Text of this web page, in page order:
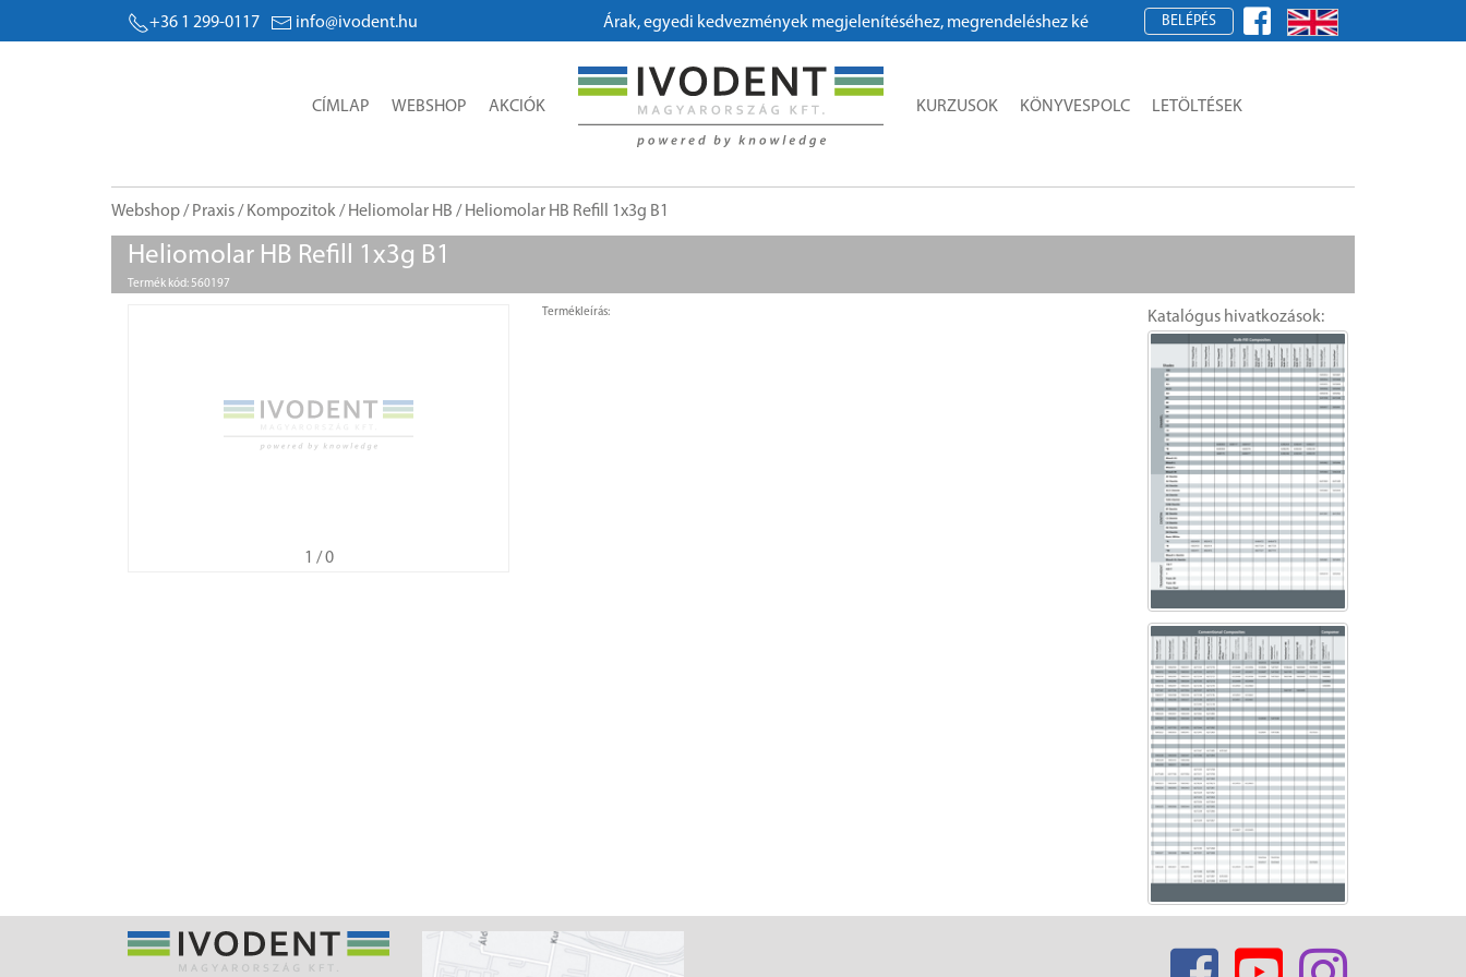
+36 1 299-0117 info@ivodent.hu Árak, egyedi kedvezmények megjelenítéséhez, megrendeléshez kérjük, regisztráljon!
BELÉPÉS
CÍMLAP WEBSHOP AKCIÓK KURZUSOK KÖNYVESPOLC LETÖLTÉSEK
Webshop/ Praxis/ Kompozitok/ Heliomolar HB / Heliomolar HB Refill 1x3g B1
Heliomolar HB Refill 1x3g B1
Termék kód: 560197
1 / 0
Termékleírás: Katalógus hivatkozások: